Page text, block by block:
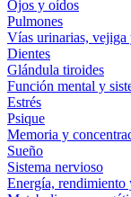
Ojos y oídos
Pulmones
Vías urinarias, vejiga
Dientes
Glándula tiroides
Función mental y
Estrés
Psique
Memoria y
Sueño
Sistema nervioso
Energía, rendimiento